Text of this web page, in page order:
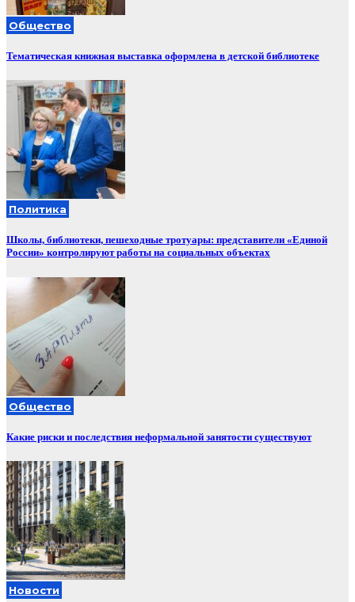
Общество
Тематическая книжная выставка оформлена в детской библиотеке
Политика
Школы, библиотеки, пешеходные тротуары: представители «Единой
России» контролируют работы на социальных объектах
Общество
Какие риски и последствия неформальной занятости существуют
Новости